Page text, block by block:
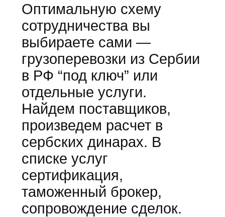
Оптимальную схему
сотрудничества вы
выбираете сами —
грузоперевозки из Сербии
в РФ “под ключ” или
отдельные услуги.
Найдем поставщиков,
произведем расчет в
сербских динарах. В
списке услуг
сертификация,
таможенный брокер,
сопровождение сделок.